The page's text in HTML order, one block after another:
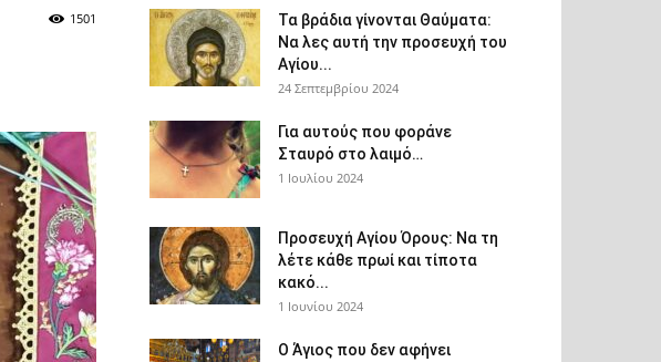
1501
Τα βράδια γίνονται Θαύματα:
Να λες αυτή την προσευχή του
Αγίου...
24 Σεπτεμβρίου 2024
Για αυτούς που φοράνε
Σταυρό στο λαιμό…
1 Ιουλίου 2024
Προσευχή Αγίου Όρους: Να τη
λέτε κάθε πρωί και τίποτα
κακό...
1 Ιουνίου 2024
Ο Άγιος που δεν αφήνει